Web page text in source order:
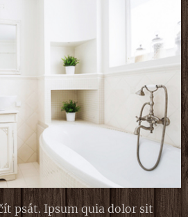
psát. Ipsum quia dolor sit